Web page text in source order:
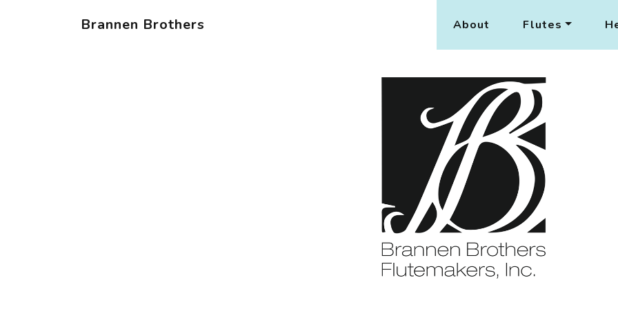
Brannen Brothers About Flutes